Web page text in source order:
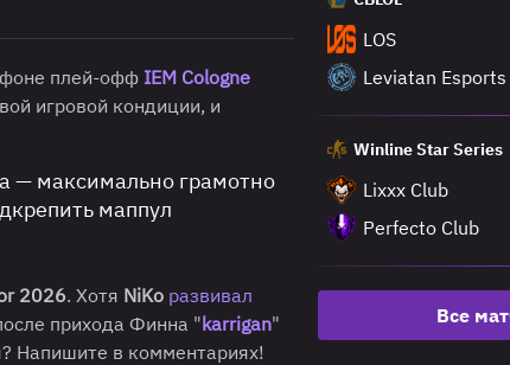
фоне плей-офф IEM Cologne
игровой кондиции, и
— максимально грамотно
маппул
2026. Хотя NiKo развивал
прихода Финна "karrigan"
Напишите в комментариях!
LOS
Leviatan Esports
Winline Star Series
Lixxx Club
Perfecto Club
Все